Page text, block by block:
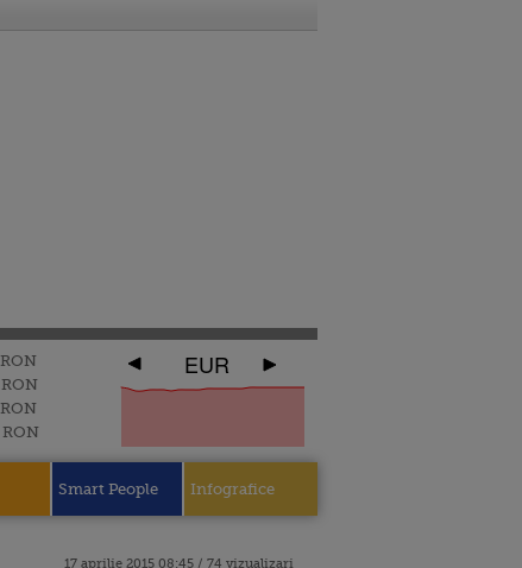
RON
RON
RON
RON
EUR
Smart People Infografice
17 aprilie 2015 08:45 / 74 vizualizari